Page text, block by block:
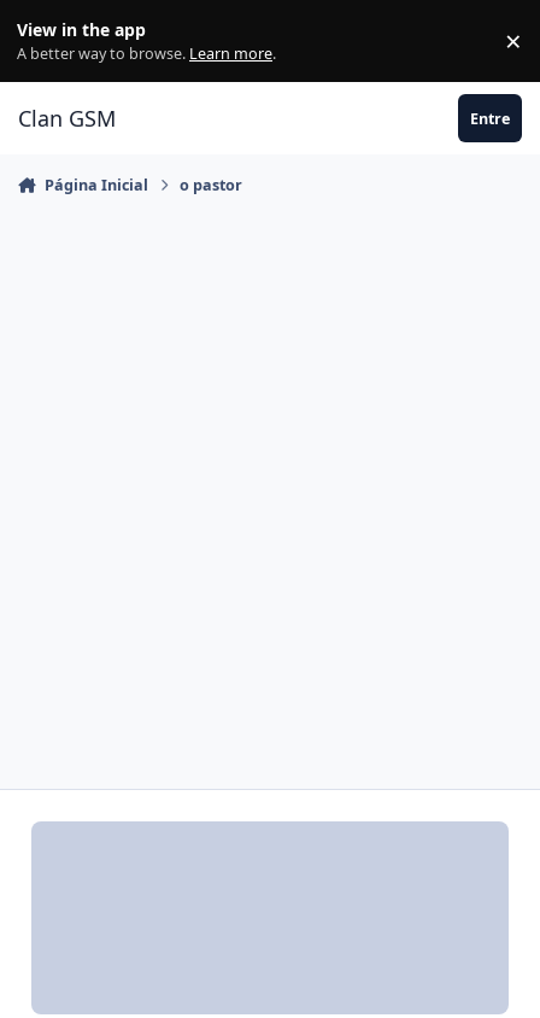
View in the app
A better way to browse. Learn more. ×
Clan GSM Entre
Página Inicial o pastor